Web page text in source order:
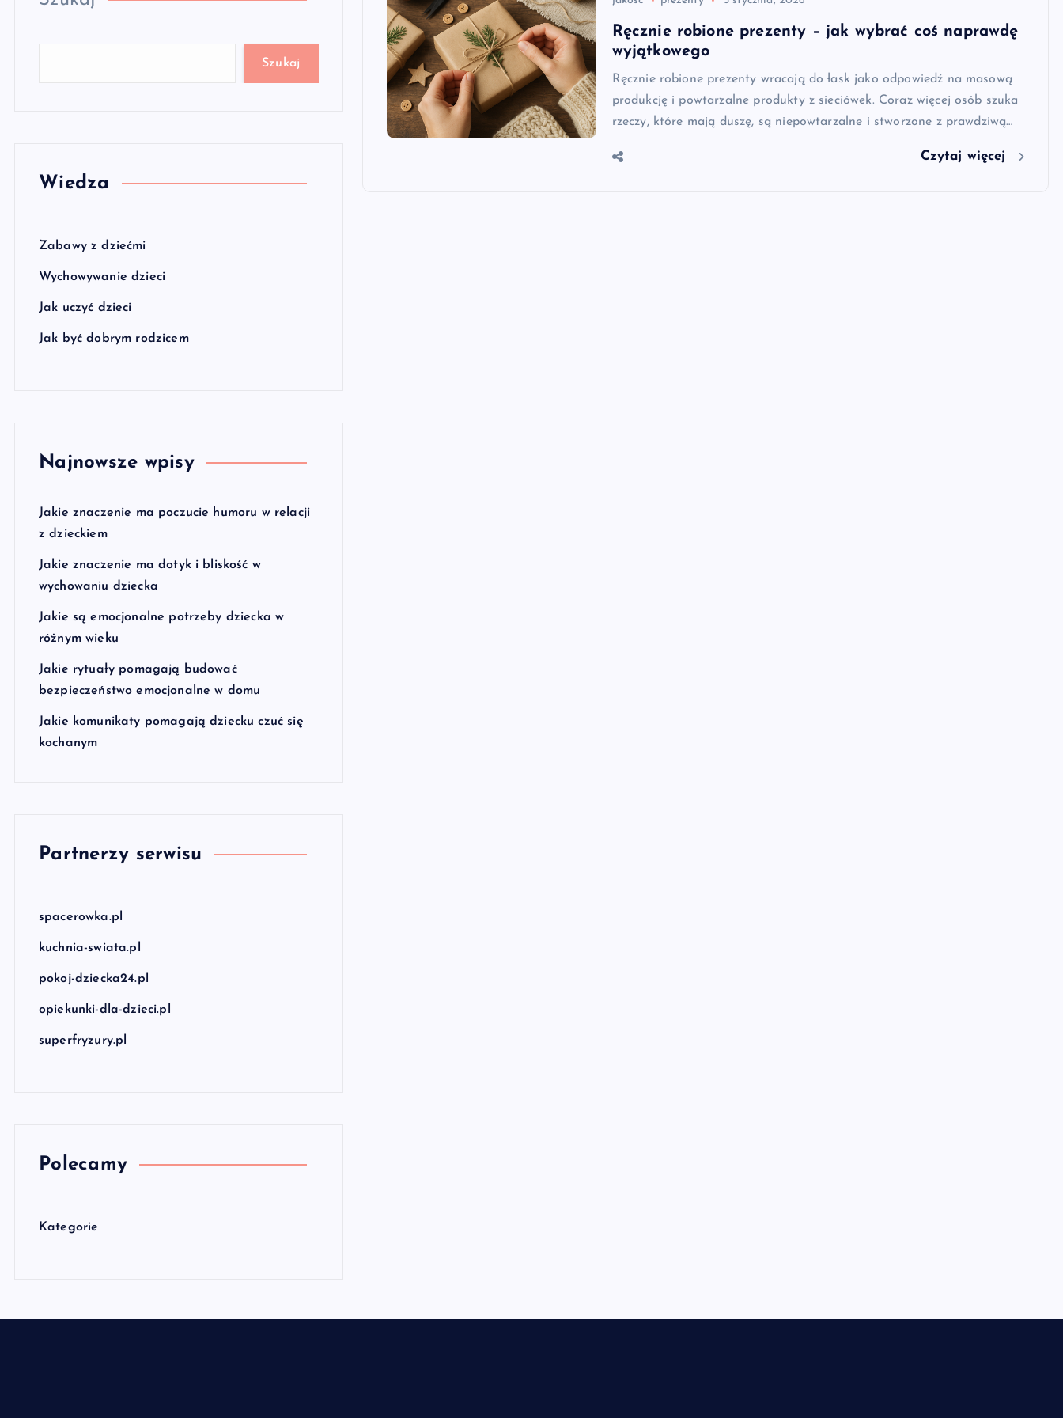
Szukaj
Wiedza
Zabawy z dziećmi
Wychowywanie dzieci
Jak uczyć dzieci
Jak być dobrym rodzicem
Najnowsze wpisy
Jakie znaczenie ma poczucie humoru w relacji
z dzieckiem
Jakie znaczenie ma dotyk i bliskość w
wychowaniu dziecka
Jakie są emocjonalne potrzeby dziecka w
różnym wieku
Jakie rytuały pomagają budować
bezpieczeństwo emocjonalne w domu
Jakie komunikaty pomagają dziecku czuć się
kochanym
Partnerzy serwisu
spacerowka.pl
kuchnia-swiata.pl
pokoj-dziecka24.pl
opiekunki-dla-dzieci.pl
superfryzury.pl
Polecamy
Kategorie
Ręcznie robione prezenty – jak wybrać coś naprawdę
wyjątkowego
Ręcznie robione prezenty wracają do łask jako odpowiedź na masową
produkcję i powtarzalne produkty z sieciówek. Coraz więcej osób szuka
rzeczy, które mają duszę, są niepowtarzalne i stworzone z prawdziwą…
Czytaj więcej